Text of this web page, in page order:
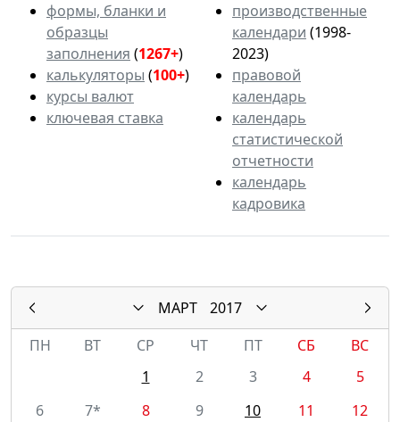
формы, бланки и
образцы
заполнения (1267+)
калькуляторы (100+)
курсы валют
ключевая ставка
производственные
календари (1998-
2023)
правовой
календарь
календарь
статистической
отчетности
календарь
кадровика
МАРТ
2017
ПН
ВТ СР ЧТ ПТ СБ
ВС
1
2 3 4
5
6
7* 8 9 10 11
12